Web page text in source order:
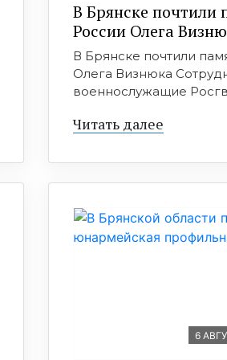
В Брянске почтили
России Олега
В Брянске почтили
Олега Визнюка
военнослужащие
Читать далее
6